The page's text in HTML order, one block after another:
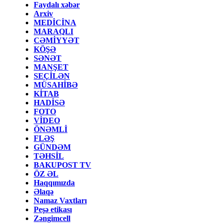
Faydalı xəbər
Arxiv
MEDİCİNA
MARAQLI
CƏMİYYƏT
KÖŞƏ
SƏNƏT
MANŞET
SEÇİLƏN
MÜSAHİBƏ
KİTAB
HADİSƏ
FOTO
VİDEO
ÖNƏMLİ
FLƏŞ
GÜNDƏM
TƏHSİL
BAKUPOST TV
ÖZ ƏL
Haqqımızda
Əlaqə
Namaz Vaxtları
Peşə etikası
Zəngimcell